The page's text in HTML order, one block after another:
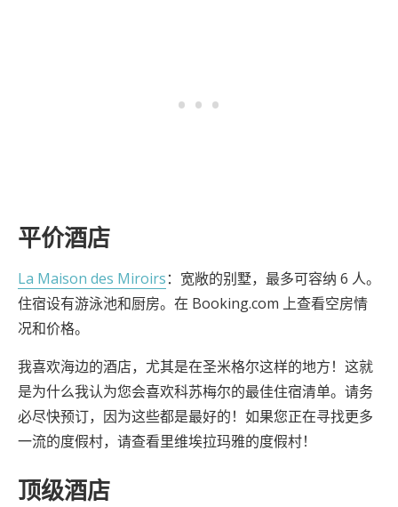
平价酒店
La Maison des Miroirs：宽敞的别墅，最多可容纳 6 人。
住宿设有游泳池和厨房。在 Booking.com 上查看空房情
况和价格。
我喜欢海边的酒店，尤其是在圣米格尔这样的地方！这就
是为什么我认为您会喜欢科苏梅尔的最佳住宿清单。请务
必尽快预订，因为这些都是最好的！如果您正在寻找更多
一流的度假村，请查看里维埃拉玛雅的度假村！
顶级酒店